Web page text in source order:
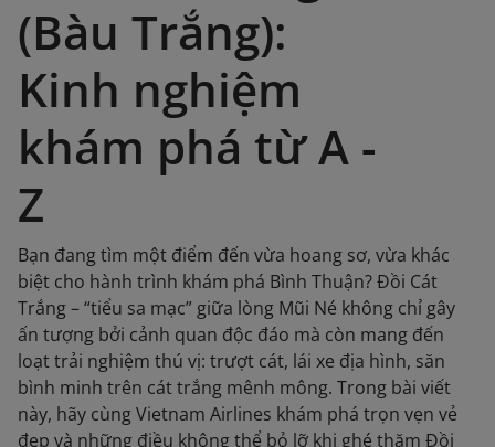
(Bàu Trắng):
Kinh nghiệm
khám phá từ A -
Z
Bạn đang tìm một điểm đến vừa hoang sơ, vừa khác
biệt cho hành trình khám phá Bình Thuận? Đồi Cát
Trắng – “tiểu sa mạc” giữa lòng Mũi Né không chỉ gây
ấn tượng bởi cảnh quan độc đáo mà còn mang đến
loạt trải nghiệm thú vị: trượt cát, lái xe địa hình, săn
bình minh trên cát trắng mênh mông. Trong bài viết
này, hãy cùng Vietnam Airlines khám phá trọn vẹn vẻ
đẹp và những điều không thể bỏ lỡ khi ghé thăm Đồi